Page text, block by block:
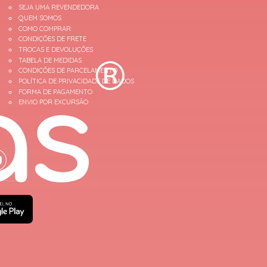
SEJA UMA REVENDEDORA
QUEM SOMOS
COMO COMPRAR
CONDIÇÕES DE FRETE
TROCAS E DEVOLUÇÕES
TABELA DE MEDIDAS
CONDIÇÕES DE PARCELAMENTO
POLÍTICA DE PRIVACIDADE DE DADOS
FORMA DE PAGAMENTO
ENVIO POR EXCURSÃO